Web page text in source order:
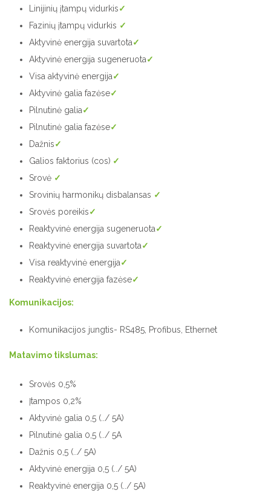
Linijinių įtampų vidurkis✓
Fazinių įtampų vidurkis ✓
Aktyvinė energija suvartota✓
Aktyvinė energija sugeneruota✓
Visa aktyvinė energija✓
Aktyvinė galia fazėse✓
Pilnutinė galia✓
Pilnutinė galia fazėse✓
Dažnis✓
Galios faktorius (cos) ✓
Srovė ✓
Srovinių harmonikų disbalansas ✓
Srovės poreikis✓
Reaktyvinė energija sugeneruota✓
Reaktyvinė energija suvartota✓
Visa reaktyvinė energija✓
Reaktyvinė energija fazėse✓
Komunikacijos:
Komunikacijos jungtis- RS485, Profibus, Ethernet
Matavimo tikslumas:
Srovės 0,5%
Įtampos 0,2%
Aktyvinė galia 0,5 (../ 5A)
Pilnutinė galia 0,5 (../ 5A
Dažnis 0,5 (../ 5A)
Aktyvinė energija 0,5 (../ 5A)
Reaktyvinė energija 0,5 (../ 5A)